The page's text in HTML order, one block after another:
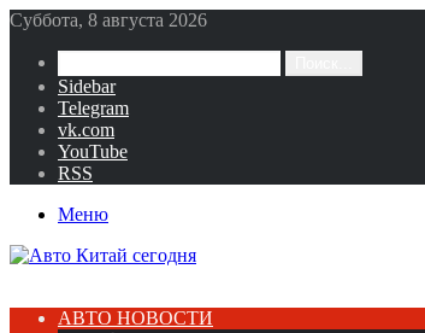
Суббота, 8 августа 2026
Sidebar
Telegram
vk.com
YouTube
RSS
Меню
АВТО НОВОСТИ